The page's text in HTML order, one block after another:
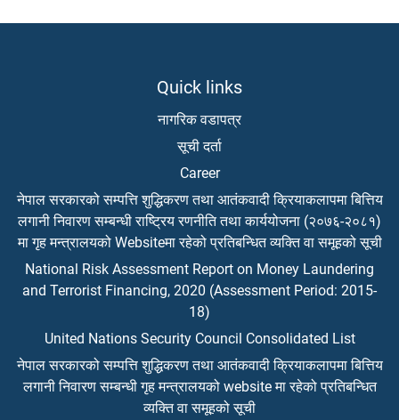
Quick links
नागरिक वडापत्र
सूची दर्ता
Career
नेपाल सरकारको सम्पत्ति शुद्धिकरण तथा आतंकवादी क्रियाकलापमा बित्तिय
लगानी निवारण सम्बन्धी राष्ट्रिय रणनीति तथा कार्ययोजना (२०७६-२०८१)
मा गृह मन्त्रालयको Websiteमा रहेको प्रतिबन्धित व्यक्ति वा समूहको सूची
National Risk Assessment Report on Money Laundering
and Terrorist Financing, 2020 (Assessment Period: 2015-
18)
United Nations Security Council Consolidated List
नेपाल सरकारको सम्पत्ति शुद्धिकरण तथा आतंकवादी क्रियाकलापमा बित्तिय
लगानी निवारण सम्बन्धी गृह मन्त्रालयको website मा रहेको प्रतिबन्धित
व्यक्ति वा समूहको सूची